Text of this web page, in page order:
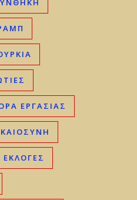
ΕΡΓΑΣΊΑΣ
ΕΚΛΟΓΈΣ